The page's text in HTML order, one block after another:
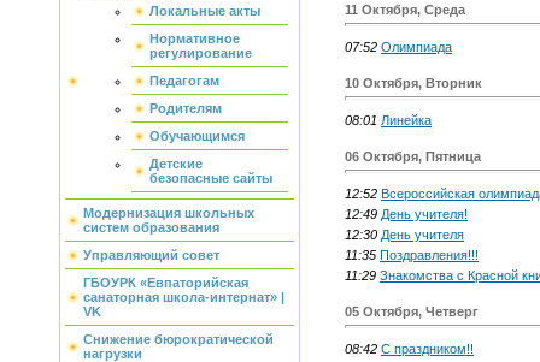
Локальные акты
Нормативное
регулирование
Педагогам
Родителям
Обучающимся
Детские
безопасные сайты
Модернизация школьных
систем образования
Управляющий совет
ГБОУРК «Евпаторийская
санаторная школа-интернат» |
VK
Снижение бюрократической
нагрузки
11 Октября, Среда
07:52 Олимпиада
10 Октября, Вторник
08:01 Линейка
06 Октября, Пятница
12:52 Всероссийская
12:49 День учителя!
12:30 День учителя
11:35 Поздравления!!!
11:29 Знакомства с Красной
05 Октября, Четверг
08:42 С праздником!!